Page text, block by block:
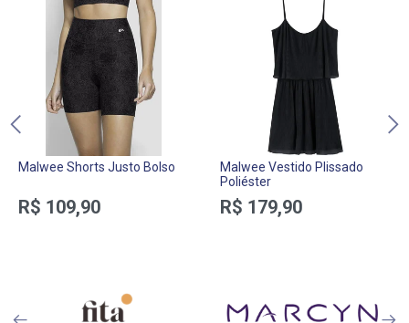
Malwee Shorts Justo Bolso
R$ 109,90
Malwee Vestido Plissado
Poliéster
R$ 179,90